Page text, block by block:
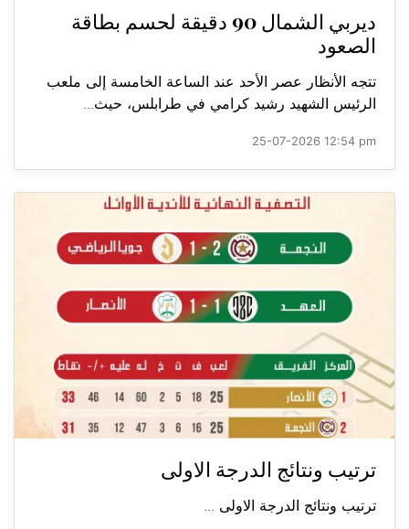
ديربي الشمال 90 دقيقة لحسم بطاقة
الصعود
تتجه الأنظار عصر الأحد عند الساعة الخامسة إلى ملعب
الرئيس الشهيد رشيد كرامي في طرابلس، حيث...
25-07-2026 12:54 pm
ترتيب ونتائج الدرجة الاولى
ترتيب ونتائج الدرجة الاولى ...